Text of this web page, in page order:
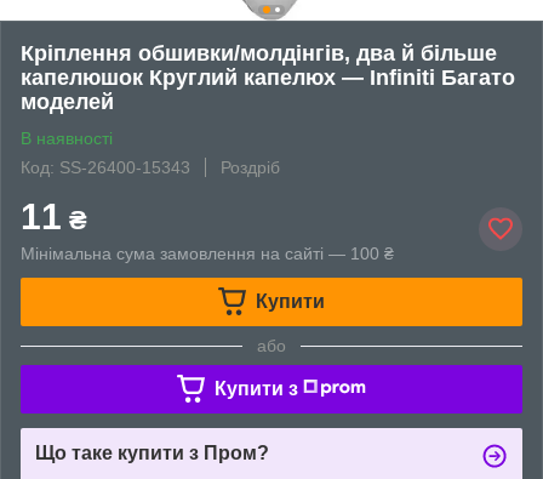
Кріплення обшивки/молдінгів, два й більше
капелюшок Круглий капелюх — Infiniti Багато
моделей
В наявності
Код: SS-26400-15343
Роздріб
11 ₴
Мінімальна сума замовлення на сайті — 100 ₴
Купити
або
Купити з
Що таке купити з Пром?